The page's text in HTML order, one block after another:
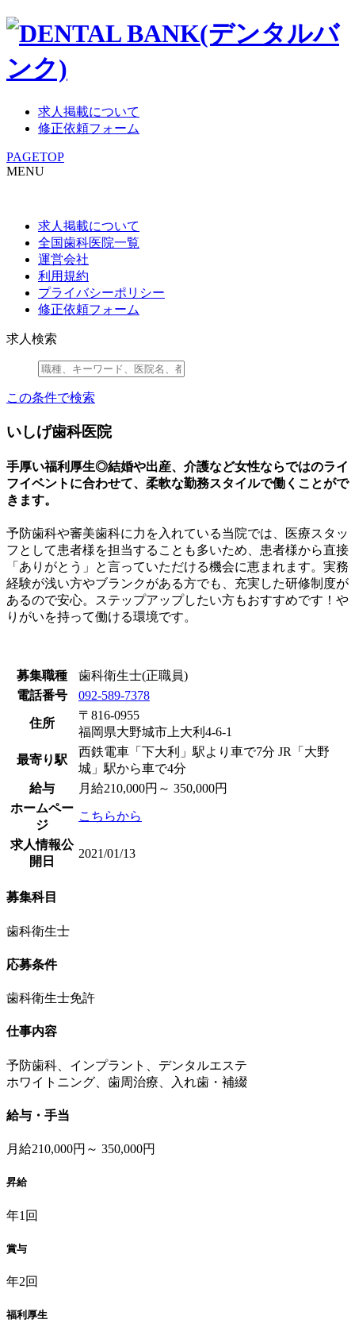
求人掲載について
修正依頼フォーム
PAGETOP
MENU
求人掲載について
全国歯科医院一覧
運営会社
利用規約
プライバシーポリシー
修正依頼フォーム
求人検索
この条件で検索
いしげ歯科医院
手厚い福利厚生◎結婚や出産、介護など女性ならではのライ
フイベントに合わせて、柔軟な勤務スタイルで働くことがで
きます。
予防歯科や審美歯科に力を入れている当院では、医療スタッ
フとして患者様を担当することも多いため、患者様から直接
「ありがとう」と言っていただける機会に恵まれます。実務
経験が浅い方やブランクがある方でも、充実した研修制度が
あるので安心。ステップアップしたい方もおすすめです！や
りがいを持って働ける環境です。
募集職種
歯科衛生士(正職員)
電話番号
092-589-7378
住所
〒816-0955
福岡県大野城市上大利4-6-1
最寄り駅
西鉄電車「下大利」駅より車で7分 JR「大野
城」駅から車で4分
給与
月給210,000円～ 350,000円
ホームペー
ジ
こちらから
求人情報公
開日
2021/01/13
募集科目
歯科衛生士
応募条件
歯科衛生士免許
仕事内容
予防歯科、インプラント、デンタルエステ
ホワイトニング、歯周治療、入れ歯・補綴
給与・手当
月給210,000円～ 350,000円
昇給
年1回
賞与
年2回
福利厚生